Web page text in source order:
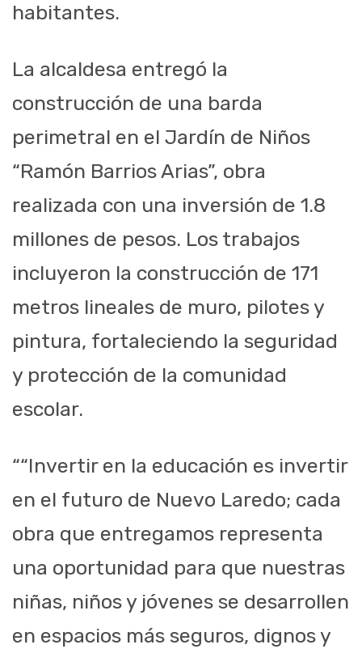
habitantes.
La alcaldesa entregó la
construcción de una barda
perimetral en el Jardín de Niños
“Ramón Barrios Arias”, obra
realizada con una inversión de 1.8
millones de pesos. Los trabajos
incluyeron la construcción de 171
metros lineales de muro, pilotes y
pintura, fortaleciendo la seguridad
y protección de la comunidad
escolar.
““Invertir en la educación es invertir
en el futuro de Nuevo Laredo; cada
obra que entregamos representa
una oportunidad para que nuestras
niñas, niños y jóvenes se desarrollen
en espacios más seguros, dignos y